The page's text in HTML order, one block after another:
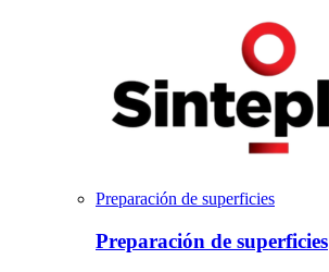
Preparación de superficies
Preparación de superficies